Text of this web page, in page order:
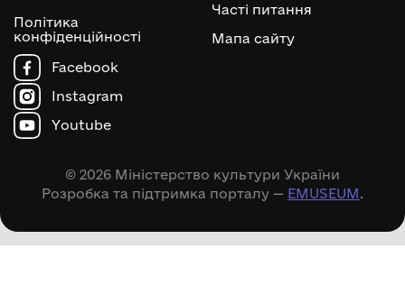
Політика
конфіденційності
Часті питання
Мапа сайту
Facebook
Instagram
Youtube
© 2026 Міністерство культури України
Розробка та підтримка порталу — EMUSEUM.